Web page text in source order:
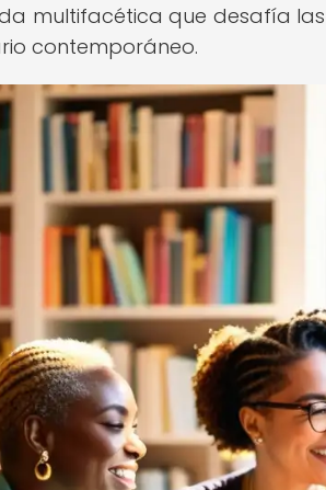
multifacética que desafía
contemporáneo.